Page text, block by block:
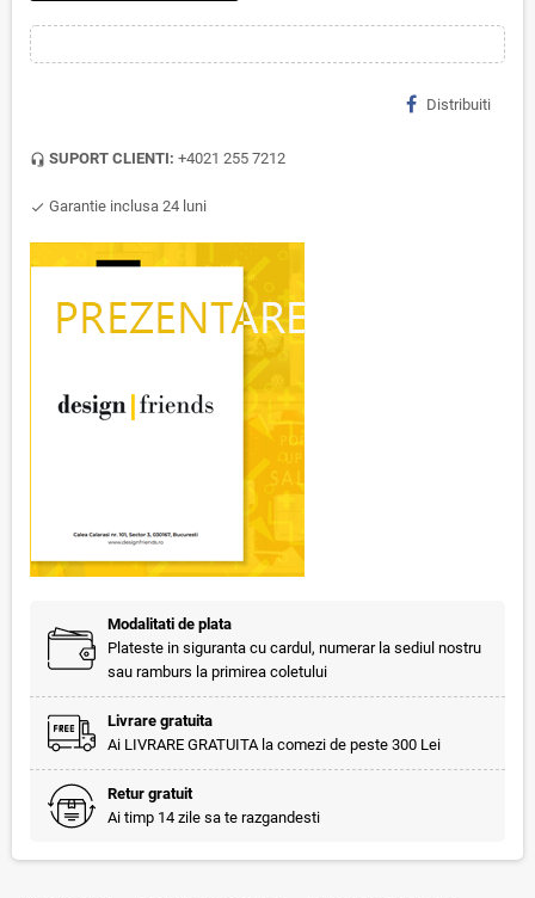
Distribuiti
headset_mic SUPORT CLIENTI: +4021 255 7212
check Garantie inclusa 24 luni
Modalitati de plata
Plateste in siguranta cu cardul, numerar la sediul nostru
sau ramburs la primirea coletului
Livrare gratuita
Ai LIVRARE GRATUITA la comezi de peste 300 Lei
Retur gratuit
Ai timp 14 zile sa te razgandesti